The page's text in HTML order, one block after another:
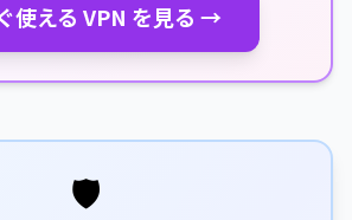
使える VPN を見る →
🛡️